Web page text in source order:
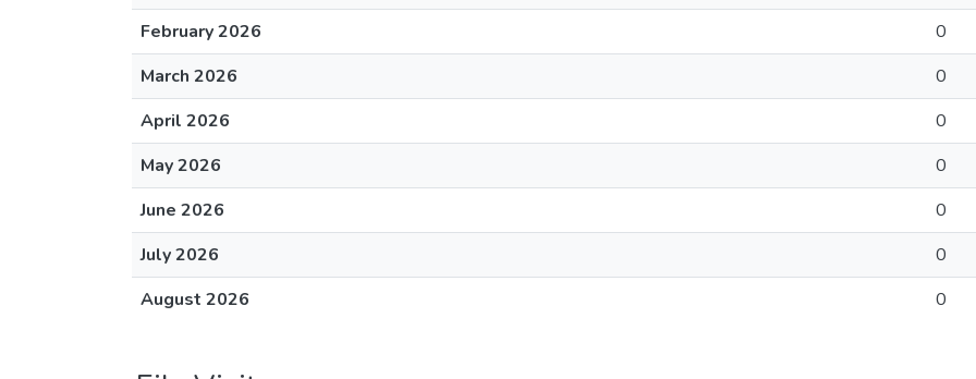
February 2026
0
March 2026
0
April 2026
0
May 2026
0
June 2026
0
July 2026
0
August 2026
0